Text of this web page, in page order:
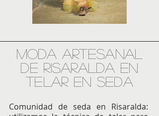
Moda Artesanal
de Risaralda en
Telar EN SEDA
Comunidad de seda en Risaralda: